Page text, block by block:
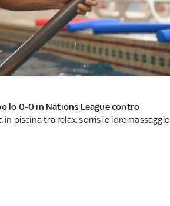
lo 0-0 in Nations League contro
piscina tra relax, sorrisi e idromassaggio.